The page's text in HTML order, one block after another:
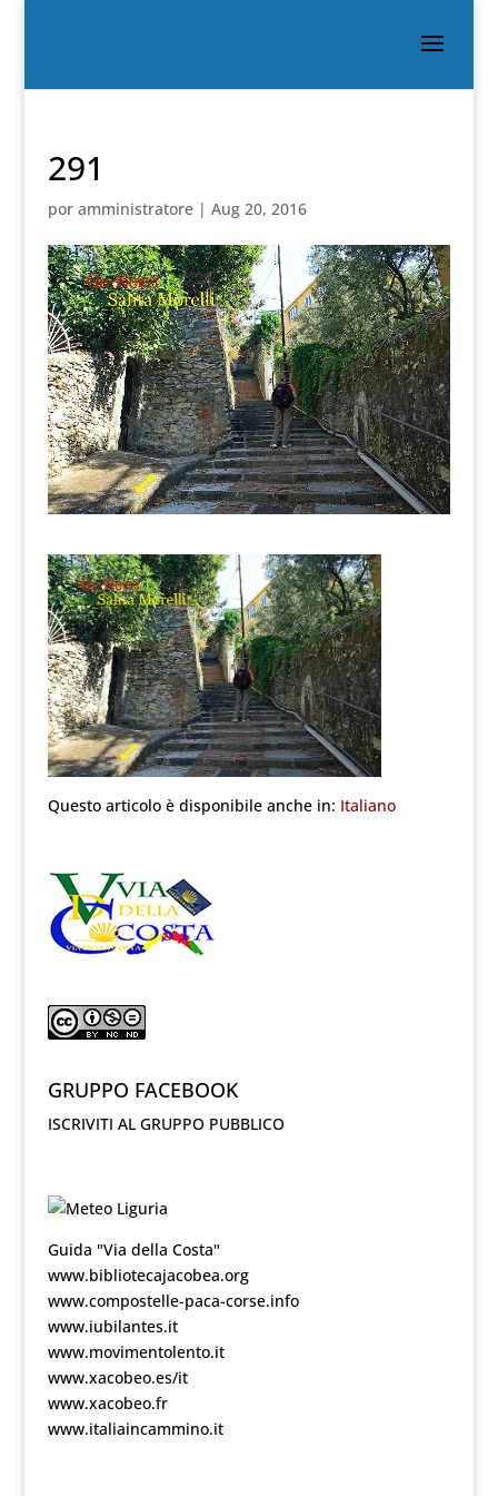
291
por amministratore| Aug 20, 2016
Questo articolo è disponibile anche in: Italiano
GRUPPO FACEBOOK
ISCRIVITI AL GRUPPO PUBBLICO
Guida "Via della Costa"
www.bibliotecajacobea.org
www.compostelle-paca-corse.info
www.iubilantes.it
www.movimentolento.it
www.xacobeo.es/it
www.xacobeo.fr
www.italiaincammino.it